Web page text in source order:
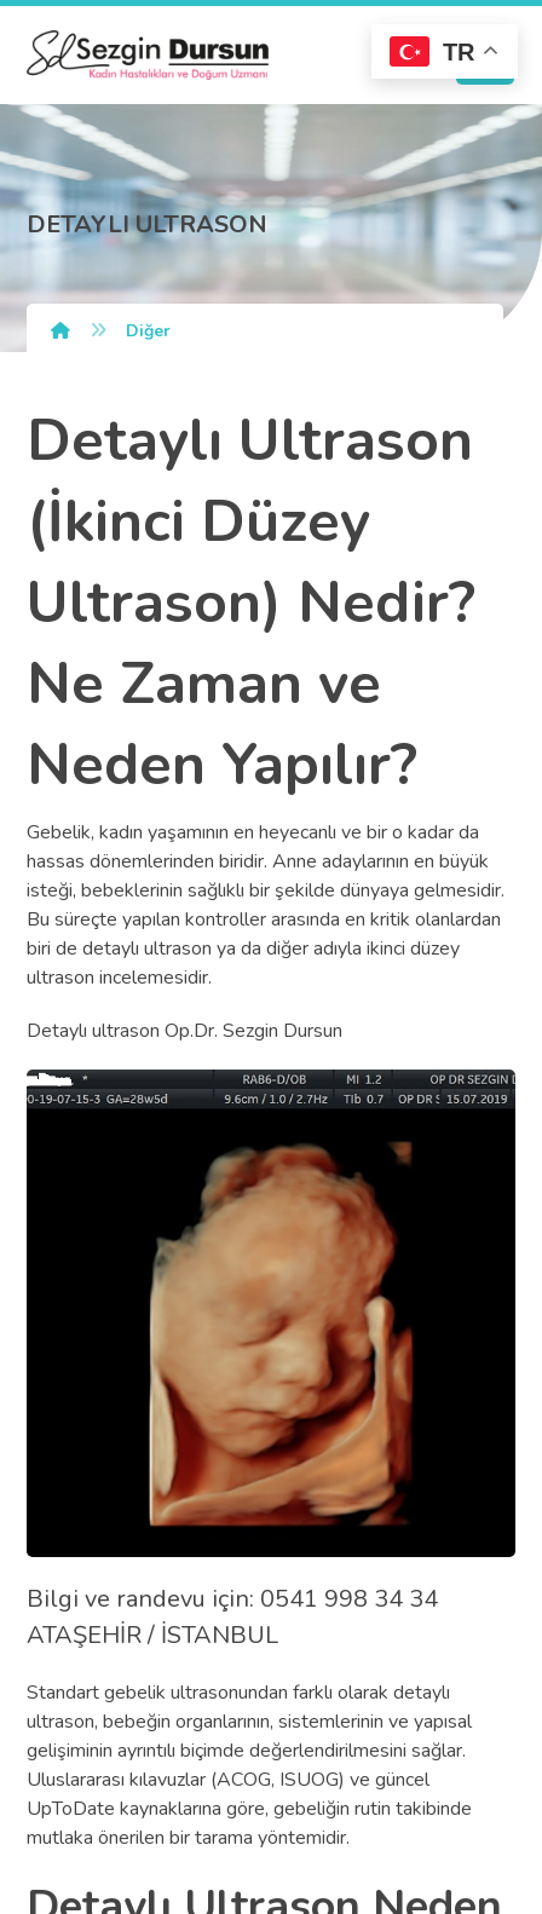
DETAYLI ULTRASON
Diğer
Detaylı Ultrason
(İkinci Düzey
Ultrason) Nedir?
Ne Zaman ve
Neden Yapılır?
Gebelik, kadın yaşamının en heyecanlı ve bir o kadar da
hassas dönemlerinden biridir. Anne adaylarının en büyük
isteği, bebeklerinin sağlıklı bir şekilde dünyaya gelmesidir.
Bu süreçte yapılan kontroller arasında en kritik olanlardan
biri de detaylı ultrason ya da diğer adıyla ikinci düzey
ultrason incelemesidir.
Detaylı ultrason Op.Dr. Sezgin Dursun
Bilgi ve randevu için: 0541 998 34 34
ATAŞEHİR / İSTANBUL
Standart gebelik ultrasonundan farklı olarak detaylı
ultrason, bebeğin organlarının, sistemlerinin ve yapısal
gelişiminin ayrıntılı biçimde değerlendirilmesini sağlar.
Uluslararası kılavuzlar (ACOG, ISUOG) ve güncel
UpToDate kaynaklarına göre, gebeliğin rutin takibinde
mutlaka önerilen bir tarama yöntemidir.
TR